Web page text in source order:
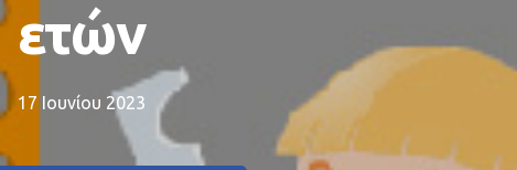
ετών
17 Ιουνίου 2023